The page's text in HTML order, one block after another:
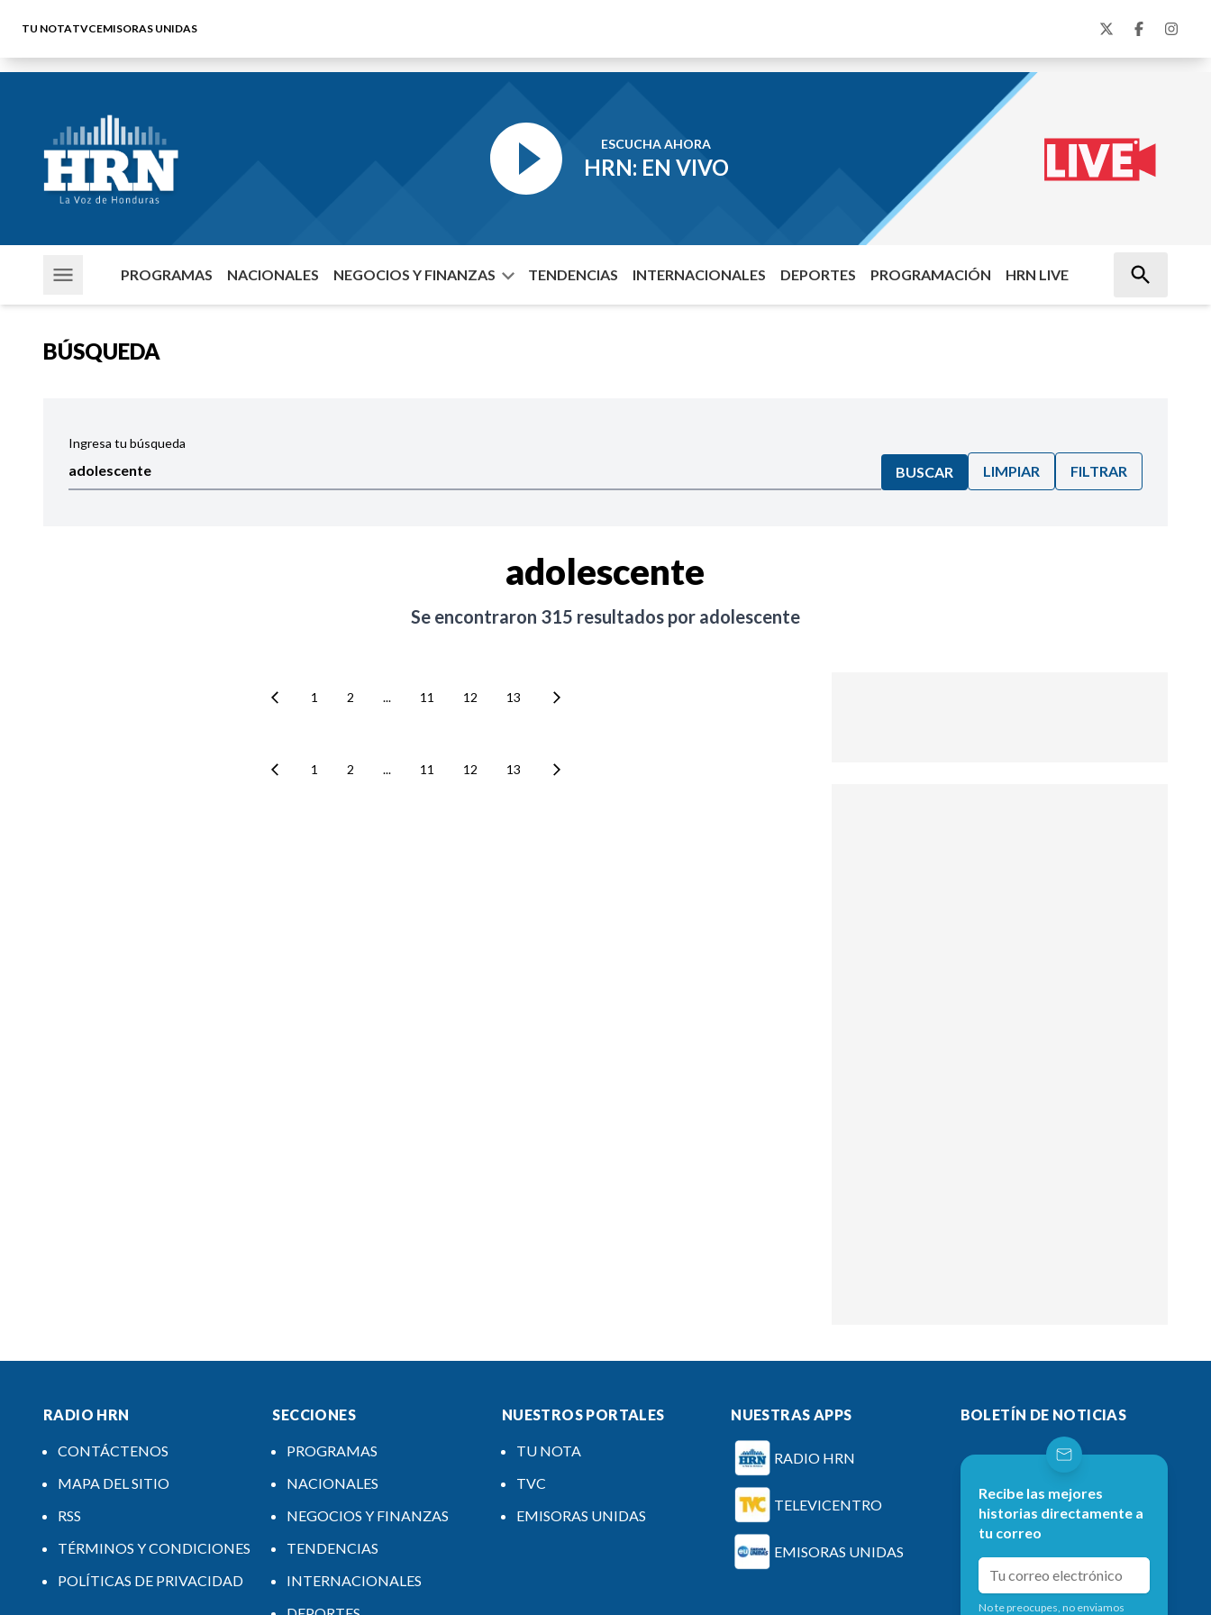
TU NOTATVCEMISORAS UNIDAS
ESCUCHA AHORA
HRN: EN VIVO
PROGRAMAS NACIONALES NEGOCIOS Y FINANZAS TENDENCIAS INTERNACIONALES DEPORTES PROGRAMACIÓN HRN LIVE
BÚSQUEDA
Ingresa tu búsqueda
BUSCAR LIMPIAR FILTRAR
adolescente
Se encontraron 315 resultados por adolescente
1 2 ... 11 12 13
1 2 ... 11 12 13
RADIO HRN
CONTÁCTENOS
MAPA DEL SITIO
RSS
TÉRMINOS Y CONDICIONES
POLÍTICAS DE PRIVACIDAD
SECCIONES
PROGRAMAS
NACIONALES
NEGOCIOS Y FINANZAS
TENDENCIAS
INTERNACIONALES
NUESTROS PORTALES
TU NOTA
TVC
EMISORAS UNIDAS
NUESTRAS APPS
RADIO HRN
TELEVICENTRO
EMISORAS UNIDAS
BOLETÍN DE NOTICIAS
Recibe las mejores
historias directamente a
tu correo
No te preocupes, no enviamos